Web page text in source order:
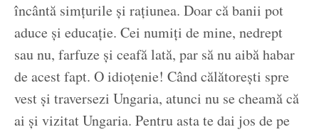
încântă simțurile și rațiunea. Doar că banii pot
aduce și educație. Cei numiți de mine, nedrept
sau nu, farfuze și ceafă lată, par să nu aibă habar
de acest fapt. O idioțenie! Când călătorești spre
vest și traversezi Ungaria, atunci nu se cheamă că
ai și vizitat Ungaria. Pentru asta te dai jos de pe